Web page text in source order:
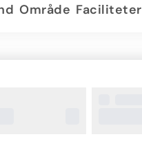
Område Faciliteter